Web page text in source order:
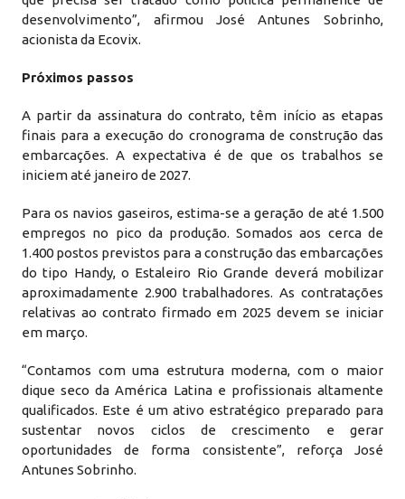
desenvolvimento”, afirmou José Antunes Sobrinho,
acionista da Ecovix.
Próximos passos
A partir da assinatura do contrato, têm início as etapas
finais para a execução do cronograma de construção das
embarcações. A expectativa é de que os trabalhos se
iniciem até janeiro de 2027.
Para os navios gaseiros, estima-se a geração de até 1.500
empregos no pico da produção. Somados aos cerca de
1.400 postos previstos para a construção das embarcações
do tipo Handy, o Estaleiro Rio Grande deverá mobilizar
aproximadamente 2.900 trabalhadores. As contratações
relativas ao contrato firmado em 2025 devem se iniciar
em março.
“Contamos com uma estrutura moderna, com o maior
dique seco da América Latina e profissionais altamente
qualificados. Este é um ativo estratégico preparado para
sustentar novos ciclos de crescimento e gerar
oportunidades de forma consistente”, reforça José
Antunes Sobrinho.